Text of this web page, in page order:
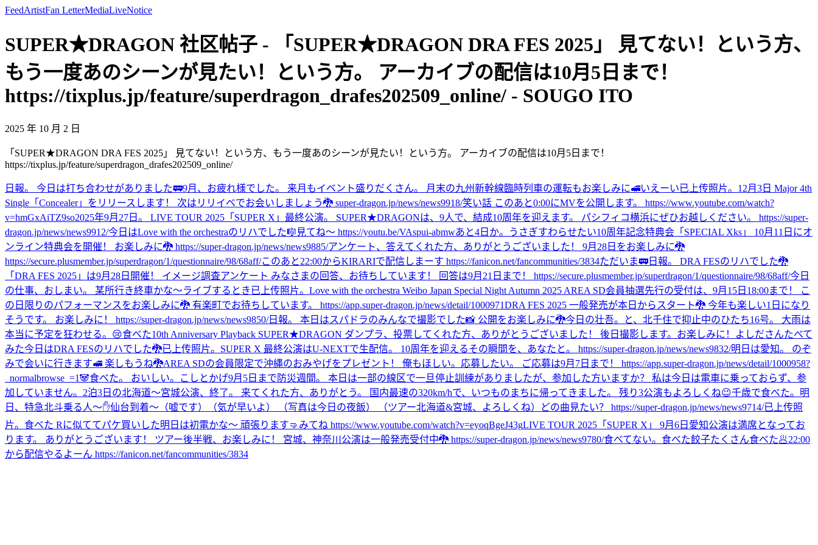
FeedArtistFan LetterMediaLiveNotice
SUPER★DRAGON 社区帖子 - 「SUPER★DRAGON DRA FES 2025」 見てない！という方、
もう一度あのシーンが見たい！という方。 アーカイブの配信は10月5日まで！
https://tixplus.jp/feature/superdragon_drafes202509_online/ - SOUGO ITO
2025 年 10 月 2 日
「SUPER★DRAGON DRA FES 2025」 見てない！という方、もう一度あのシーンが見たい！という方。 アーカイブの配信は10月5日まで！
https://tixplus.jp/feature/superdragon_drafes202509_online/
日報。 今日は打ち合わせがありました🚃9月、お疲れ様でした。 来月もイベント盛りだくさん。 月末の九州新幹線臨時列車の運転もお楽しみに🚅いえーい已上传照片。 12月3日 Major 4th
Single「Concealer」をリリースします！ 次はリリイベでお会いしましょう🐉 super-dragon.jp/news/news9918/笑い話 このあと0:00にMVを公開します。 https://www.youtube.com/watch?
v=hmGxAiTZ9so2025年9月27日。 LIVE TOUR 2025「SUPER X」最終公演。 SUPER★DRAGONは、9人で、結成10周年を迎えます。 パシフィコ横浜にぜひお越しください。 https://super-
dragon.jp/news/news9912/今日はLove with the orchestraのリハでした🎼 見てね〜 https://youtu.be/VAspui-abmwあと4日か。 うさぎすわらせたい10周年記念特典会「SPECIAL Xks」 10月11日にオ
ンライン特典会を開催！ お楽しみに🐉 https://super-dragon.jp/news/news9885/アンケート、答えてくれた方、ありがとうございました！ 9月28日をお楽しみに🐉
https://secure.plusmember.jp/superdragon/1/questionnaire/98/68aff/このあと22:00からKIRARIで配信しまーす https://fanicon.net/fancommunities/3834ただいま🚃 日報。 DRA FESのリハでした🐉
「DRA FES 2025」は9月28日開催！ イメージ調査アンケート みなさまの回答、お待ちしています！ 回答は9月21日まで！ https://secure.plusmember.jp/superdragon/1/questionnaire/98/68aff/今日
の仕事、おしまい。 某所行き終車かな〜ライブするとき已上传照片。 Love with the orchestra Weibo Japan Special Night Autumn 2025 AREA SD会員抽選先行の受付は、9月15日18:00まで！ こ
の日限りのパフォーマンスをお楽しみに🐉 有楽町でお待ちしています。 https://app.super-dragon.jp/news/detail/1000971DRA FES 2025 一般発売が本日からスタート🐉 今年も楽しい1日になり
そうです。 お楽しみに！ https://super-dragon.jp/news/news9850/日報。 本日はスパドラのみんなで撮影でした📸 公開をお楽しみに🐉今日の壮吾。と、北千住で抑止中のひたち16号。 大雨は
本当に予定を狂わせる。😢食べた10th Anniversary Playback SUPER★DRAGON ダンプラ、投票してくれた方、ありがとうございました！ 後日撮影します。お楽しみに！
よしださんたべて
みた今日はDRA FESのリハでした🐉已上传照片。 SUPER X 最終公演はU-NEXTで生配信。 10周年を迎えるその瞬間を、あなたと。 https://super-dragon.jp/news/news9832/明日は愛知。 のぞ
みで会いに行きます🚅 楽しもうね🐉AREA SDの会員限定で沖縄のおみやげをプレゼント！ 俺もほしい。応募したい。 ご応募は9月7日まで！ https://app.super-dragon.jp/news/detail/1000958?
_normalbrowse_=1🐼食べた。 おいしい。 こしとかげ9月5日まで防災週間。 本日は一部の線区で一旦停止訓練がありましたが、参加した方いますか？ 私は今日は電車に乗っておらず、参
加していません。 2泊3日の北海道〜宮城公演、終了。 来てくれた方、ありがとう。 国内最速の320km/hで、いつものまちに帰ってきました。 残り3公演もよろしくね😉千歳で食べた。 明
日、特急北斗乗る人〜✋仙台到着〜（嘘です）（気が早いよ） （写真は今日の夜飯） （ツアー北海道&宮城、よろしくね） どの曲見たい？ https://super-dragon.jp/news/news9714/已上传照
片。 食べた Rに似ててパケ買いした明日は初電かな〜 頑張ります🤜 みてね https://www.youtube.com/watch?v=eyoqBgeJ43gLIVE TOUR 2025「SUPER X」 9月6日愛知公演は満席となってお
ります。 ありがとうございます！ ツアー後半戦、お楽しみに！ 宮城、神奈川公演は一般発売受付中🐉 https://super-dragon.jp/news/news9780/食べてない。 食べた餃子たくさん食べた🥟22:00
から配信やるよーん https://fanicon.net/fancommunities/3834